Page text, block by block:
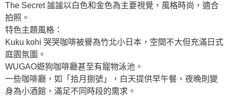
The Secret 謐謐以白色和金色為主要視覺，風格時尚，適合
拍照。
特色主題風格：
Kuku kohi 哭哭咖啡被譽為竹北小日本，空間不大但充滿日式
庭園氛圍。
WUGAO遊狗咖啡廳甚至有寵物泳池。
一些咖啡廳，如「拾月捌號」，白天提供早午餐，夜晚則變
身為小酒館，滿足不同時段的需求。